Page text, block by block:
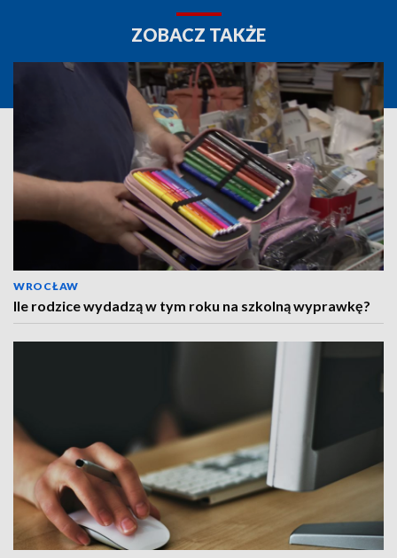
ZOBACZ TAKŻE
WROCŁAW
Ile rodzice wydadzą w tym roku na szkolną wyprawkę?